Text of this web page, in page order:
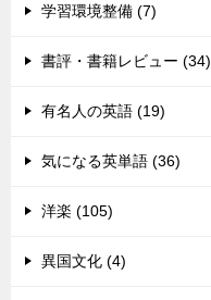
学習環境整備 (7)
書評・書籍レビュー (34)
有名人の英語 (19)
気になる英単語 (36)
洋楽 (105)
異国文化 (4)